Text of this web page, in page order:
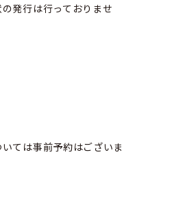
発行は行っておりませ
ては事前予約はございま